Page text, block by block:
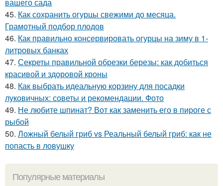
45. Как сохранить огурцы свежими до месяца.
Грамотный подбор плодов
46. Как правильно консервировать огурцы на зиму в 1-
литровых банках
47. Секреты правильной обрезки березы: как добиться
красивой и здоровой кроны
48. Как выбрать идеальную корзину для посадки
луковичных: советы и рекомендации. Фото
49. Не любите шпинат? Вот как заменить его в пироге с
рыбой
50. Ложный белый гриб vs Реальный белый гриб: как не
попасть в ловушку
Популярные материалы